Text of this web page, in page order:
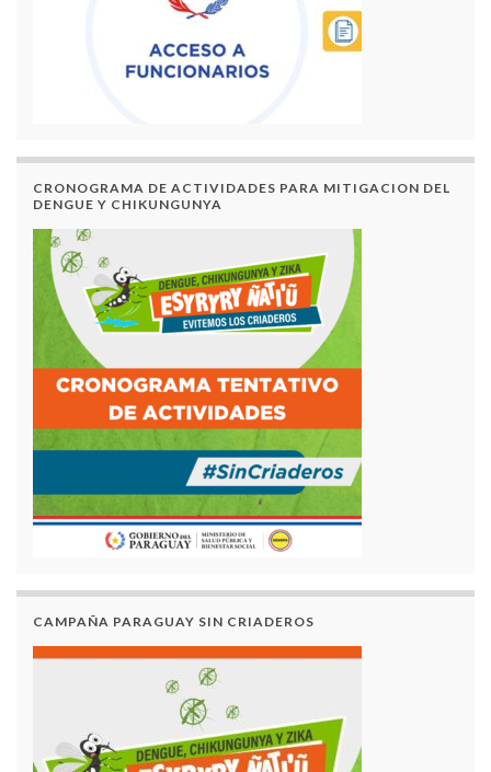
CRONOGRAMA DE ACTIVIDADES PARA MITIGACION DEL
DENGUE Y CHIKUNGUNYA
CAMPAÑA PARAGUAY SIN CRIADEROS